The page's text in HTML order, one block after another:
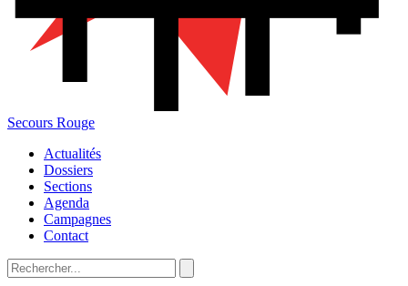
Secours Rouge
Actualités
Dossiers
Sections
Agenda
Campagnes
Contact